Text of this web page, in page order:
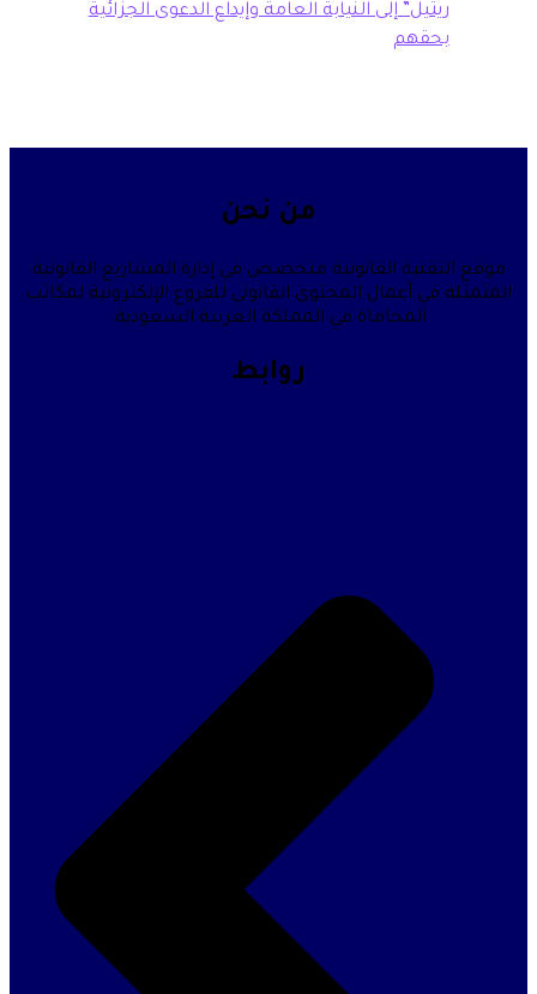
إلى النيابة العامة وإيداع الدعوى الجزائية
القانونية متخصص في إدارة المشاريع القانونية
أعمال المحتوى القانوني للفروع الإلكترونية لمكاتب
المحاماة في المملكة العربية السعودية.